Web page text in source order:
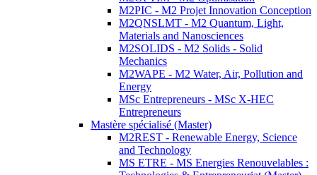
M2PIC - M2 Projet Innovation Conception
M2QNSLMT - M2 Quantum, Light,
Materials and Nanosciences
M2SOLIDS - M2 Solids - Solid
Mechanics
M2WAPE - M2 Water, Air, Pollution and
Energy
MSc Entrepreneurs - MSc X-HEC
Entrepreneurs
Mastère spécialisé (Master)
M2REST - Renewable Energy, Science
and Technology
MS ETRE - MS Energies Renouvelables :